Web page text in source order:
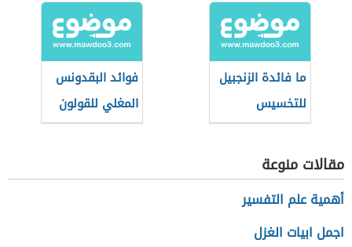
ما فائدة الزنجبيل
للتخسيس
فوائد البقدونس
المغلي للقولون
مقالات منوعة
أهمية علم التفسير
اجمل ابيات الغزل